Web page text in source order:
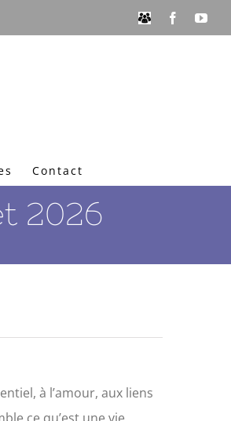
Espace
Facebook
Contact
2026
à l’amour, aux liens